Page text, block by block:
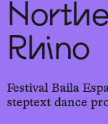
Rhino
Festival Baila
steptext dance